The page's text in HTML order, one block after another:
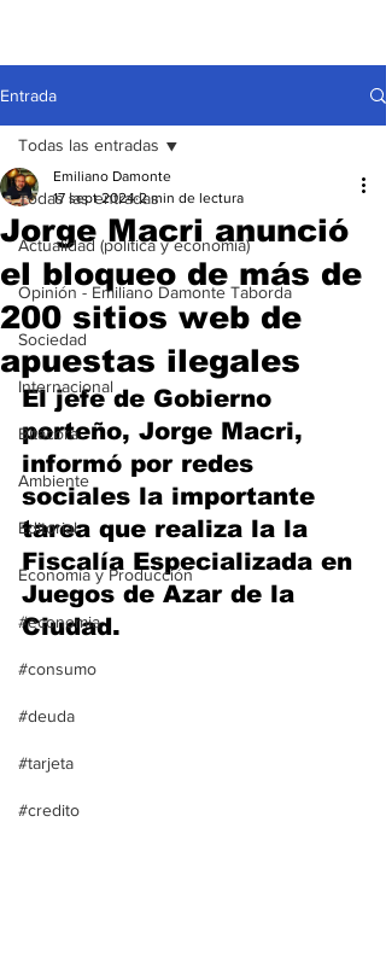
Entrada
Todas las entradas
Actualidad (política y economía)
Opinión - Emiliano Damonte Taborda
Sociedad
Internacional
Bitácora
Ambiente
Editorial
Economía y Producción
#economia
#consumo
#deuda
#tarjeta
#credito
Todas las entradas
Jorge Macri anunció
el bloqueo de más de
200 sitios web de
apuestas ilegales
Emiliano Damonte
17 sept 2024 2 min de lectura
El jefe de Gobierno
porteño, Jorge Macri,
informó por redes
sociales la importante
tarea que realiza la la
Fiscalía Especializada en
Juegos de Azar de la
Ciudad.